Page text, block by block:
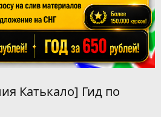
Катькало] Гид по